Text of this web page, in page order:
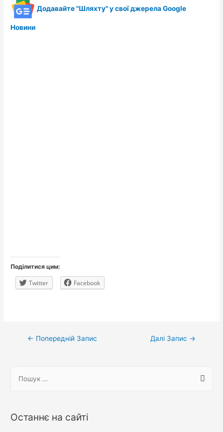
Додавайте "Шляхту" у свої джерела Google
Новини
Поділитися цим:
Twitter Facebook
Навігація
← Попередній Запис Далі Запис →
у
Останнє на сайті